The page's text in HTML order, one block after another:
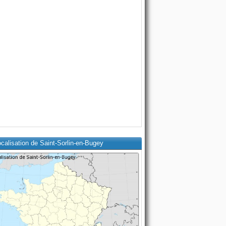
de Saint-Sorlin-en-Bugey